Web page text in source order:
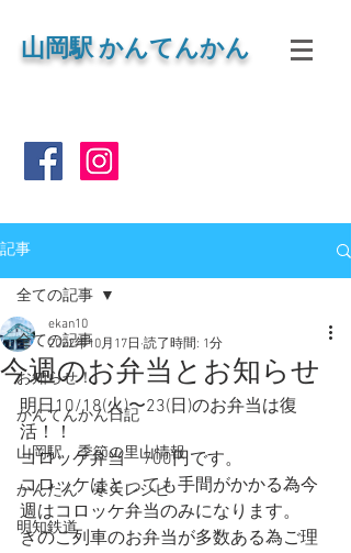
山岡駅 かんてんかん
記事
全ての記事
お知らせ！
かんてんかん日記
山岡駅 季節の里山情報
かんたん 寒天レシピ
明知鉄道
全ての記事
今週のお弁当とお知らせ
ekan10
2022年10月17日 読了時間: 1分
明日10/18(火)〜23(日)のお弁当は復
活！！
コロッケ弁当　700円です。
コロッケはとっても手間がかかる為今
週はコロッケ弁当のみになります。
きのこ列車のお弁当が多数ある為ご理